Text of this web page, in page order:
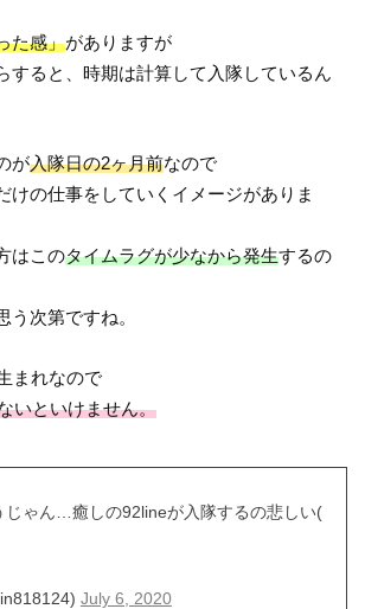
た感」がありますが
すると、時期は計算して入隊しているん
が入隊日の2ヶ月前なので
けの仕事をしていくイメージがありま
はこのタイムラグが少なから発生するの
う次第ですね。
まれなので
いといけません。
じゃん…癒しの92lineが入隊するの悲しい(
July 6, 2020